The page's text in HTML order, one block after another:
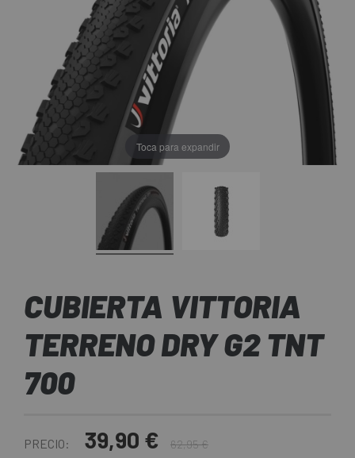
Toca para expandir
CUBIERTA VITTORIA
TERRENO DRY G2 TNT
700
PRECIO: 39,90 € 62,95 €